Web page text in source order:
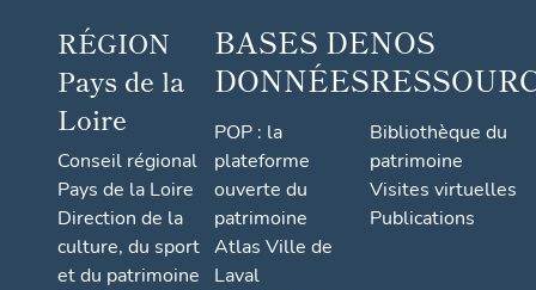
RÉGION
Pays de la
Loire
Conseil régional
Pays de la Loire
Direction de la
culture, du sport
et du patrimoine
BASES DE
DONNÉES
POP : la
plateforme
ouverte du
patrimoine
Atlas Ville de
Laval
NOS
Bibliothèque du
patrimoine
Visites virtuelles
Publications